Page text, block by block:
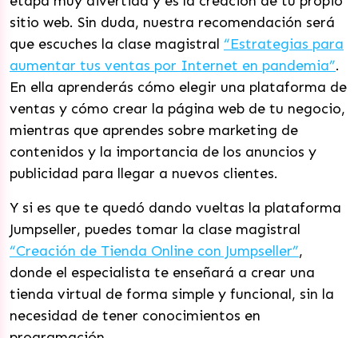
sitio web. Sin duda, nuestra recomendación será
que escuches la clase magistral “Estrategias para
aumentar tus ventas por Internet en pandemia”.
En ella aprenderás cómo elegir una plataforma de
ventas y cómo crear la página web de tu negocio,
mientras que aprendes sobre marketing de
contenidos y la importancia de los anuncios y
publicidad para llegar a nuevos clientes.
Y si es que te quedó dando vueltas la plataforma
Jumpseller, puedes tomar la clase magistral
“Creación de Tienda Online con Jumpseller”,
donde el especialista te enseñará a crear una
tienda virtual de forma simple y funcional, sin la
necesidad de tener conocimientos en